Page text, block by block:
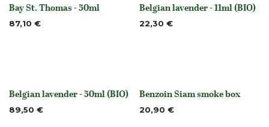
None
Bay St. Thomas - 50ml
87,10 € Niet op voorraad
Belgian lavender - 11ml (BIO)
22,30 €
None
Belgian lavender - 50ml (BIO)
89,50 € None
Benzoin Siam smoke box
20,90 €